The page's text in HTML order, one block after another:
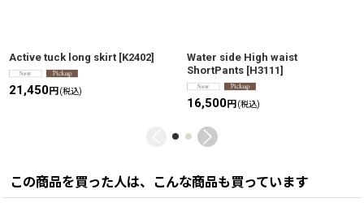
Active tuck long skirt [K2402]
21,450円 (税込)
Water side High waist
ShortPants [H3111]
16,500円 (税込)
この商品を買った人は、こんな商品も買っています